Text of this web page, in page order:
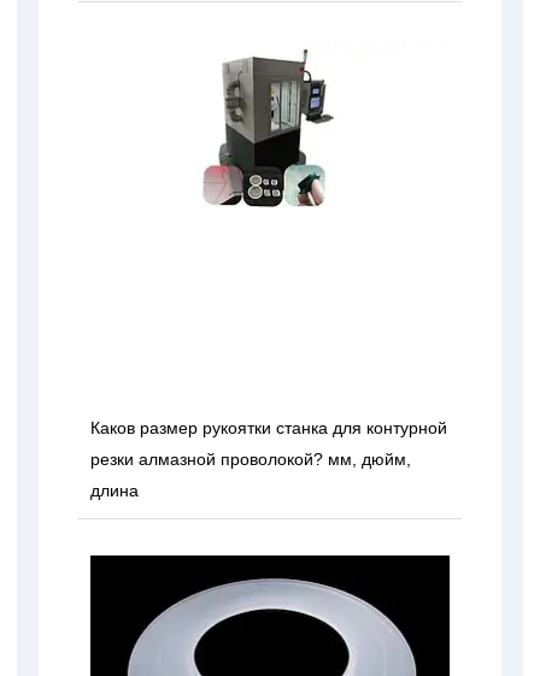
Каков размер рукоятки станка для контурной
резки алмазной проволокой? мм, дюйм,
длина